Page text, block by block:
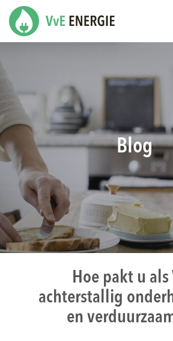
Blog
Hoe pakt u als
achterstallig
en